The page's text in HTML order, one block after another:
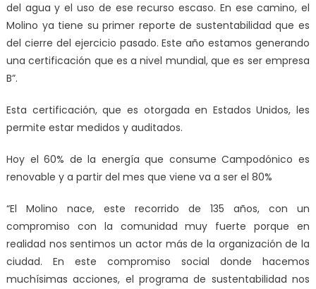
del agua y el uso de ese recurso escaso. En ese camino, el
Molino ya tiene su primer reporte de sustentabilidad que es
del cierre del ejercicio pasado. Este año estamos generando
una certificación que es a nivel mundial, que es ser empresa
B”.
Esta certificación, que es otorgada en Estados Unidos, les
permite estar medidos y auditados.
Hoy el 60% de la energía que consume Campodónico es
renovable y a partir del mes que viene va a ser el 80%
“El Molino nace, este recorrido de 135 años, con un
compromiso con la comunidad muy fuerte porque en
realidad nos sentimos un actor más de la organización de la
ciudad. En este compromiso social donde hacemos
muchísimas acciones, el programa de sustentabilidad nos